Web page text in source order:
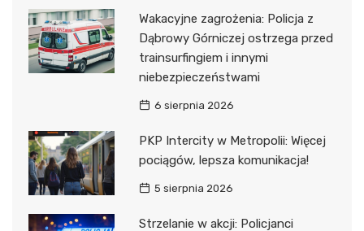
Wakacyjne zagrożenia: Policja z
Dąbrowy Górniczej ostrzega przed
trainsurfingiem i innymi
niebezpieczeństwami
6 sierpnia 2026
PKP Intercity w Metropolii: Więcej
pociągów, lepsza komunikacja!
5 sierpnia 2026
Strzelanie w akcji: Policjanci